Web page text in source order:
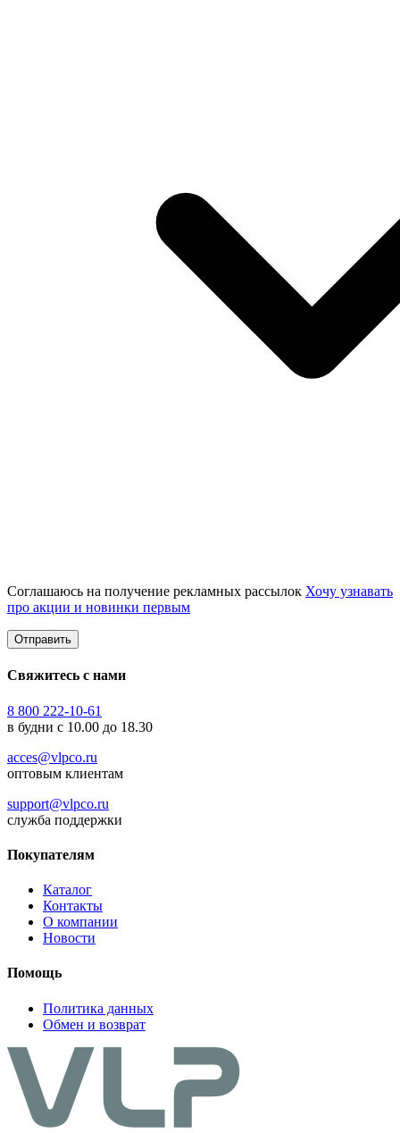
Соглашаюсь на получение рекламных рассылок Хочу узнавать
про акции и новинки первым
Свяжитесь с нами
8 800 222-10-61
в будни с 10.00 до 18.30
acces@vlpco.ru
оптовым клиентам
support@vlpco.ru
служба поддержки
Покупателям
Каталог
Контакты
О компании
Новости
Помощь
Политика данных
Обмен и возврат